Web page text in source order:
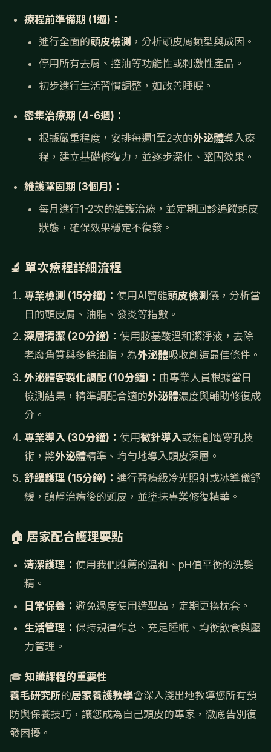
療程前準備期 (1週)：
進行全面的頭皮檢測 ，分析頭皮屑類型與成因。
停用所有去屑、控油等功能性或刺激性產品。
初步進行生活習慣調整，如改善睡眠。
密集治療期 (4-6週)：
根據嚴重程度，安排每週1至2次的外泌體導入療
程，建立基礎修復力，並逐步深化、鞏固效果。
維護鞏固期 (3個月)：
每月進行1-2次的維護治療，並定期回診追蹤頭皮
狀態，確保效果穩定不復發。
🔬 單次療程詳細流程
專業檢測 (15分鐘)： 使用AI智能頭皮檢測 儀，分析當
日的頭皮屑、油脂、發炎等指數。
深層清潔 (20分鐘)： 使用胺基酸溫和潔淨液，去除
老廢角質與多餘油脂，為外泌體吸收創造最佳條件。
外泌體客製化調配 (10分鐘)： 由專業人員根據當日
檢測結果，精準調配合適的外泌體濃度與輔助修復成
分。
專業導入 (30分鐘)： 使用微針導入或無創電穿孔技
術，將外泌體精準、均勻地導入頭皮深層。
舒緩護理 (15分鐘)： 進行醫療級冷光照射或冰導儀舒
緩，鎮靜治療後的頭皮，並塗抹專業修復精華。
🏠 居家配合護理要點
清潔護理： 使用我們推薦的溫和、pH值平衡的洗髮
精。
日常保養： 避免過度使用造型品，定期更換枕套。
生活管理： 保持規律作息、充足睡眠、均衡飲食與壓
力管理。
🎓 知識課程的重要性
養毛研究所的居家養護教學會深入淺出地教導您所有預
防與保養技巧，讓您成為自己頭皮的專家，徹底告別復
發困擾。